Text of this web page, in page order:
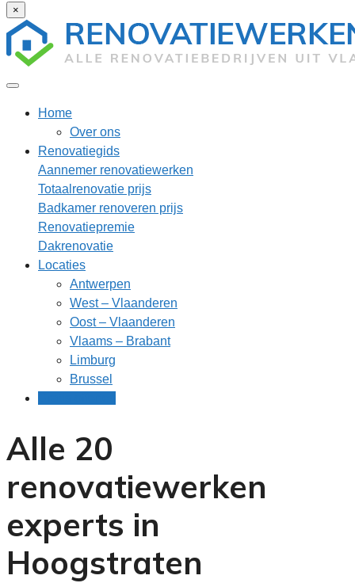
×
Home
Over ons
Renovatiegids
Aannemer renovatiewerken
Totaalrenovatie prijs
Badkamer renoveren prijs
Renovatiepremie
Dakrenovatie
Locaties
Antwerpen
West – Vlaanderen
Oost – Vlaanderen
Vlaams – Brabant
Limburg
Brussel
Alle 20
renovatiewerken
experts in
Hoogstraten